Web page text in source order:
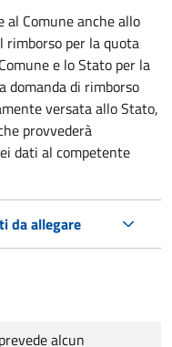
Comune anche allo
rimborso per la quota
e lo Stato per la
domanda di rimborso
versata allo Stato,
provvederà
dati al competente
da allegare
alcun